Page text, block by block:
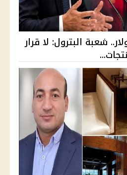
شعبة البترول: لا قرار